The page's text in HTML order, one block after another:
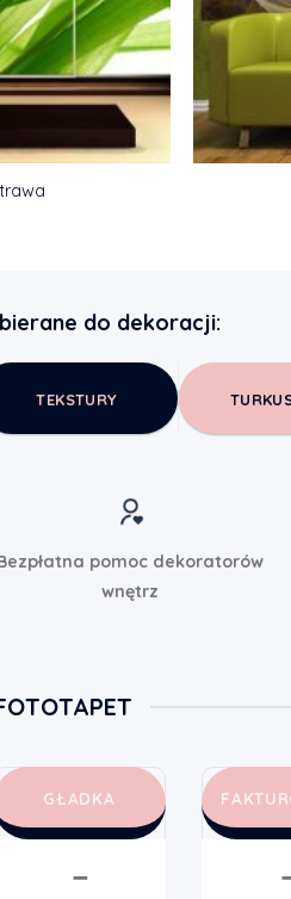
do dekoracji:
TEKSTURY
pomoc dekoratorów
wnętrz
GŁADKA
➖